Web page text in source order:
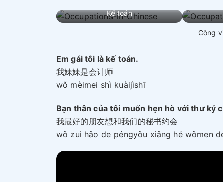
Kế toán
Công
Em gái tôi là kế toán.
我妹妹是会计师
wǒ mèimei shì kuàijìshī
Bạn thân của tôi muốn hẹn hò với thư ký
我最好的朋友想和我们的秘书约会
wǒ zuì hǎo de péngyǒu xiǎng hé wǒmen